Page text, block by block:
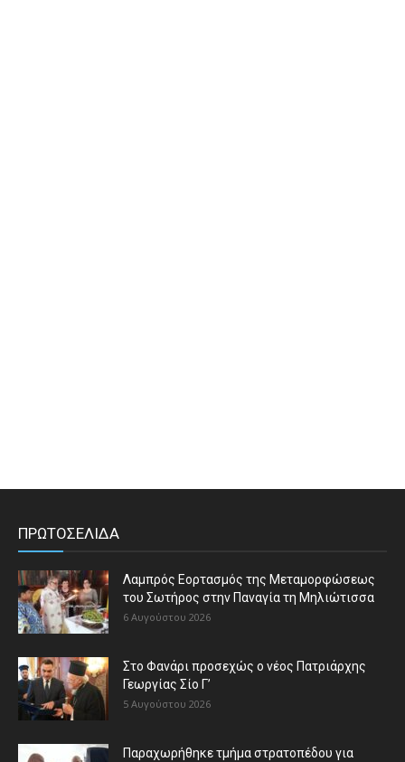
ΠΡΩΤΟΣΕΛΙΔΑ
Λαμπρός Εορτασμός της Μεταμορφώσεως
του Σωτήρος στην Παναγία τη Μηλιώτισσα
6 Αυγούστου 2026
Στο Φανάρι προσεχώς ο νέος Πατριάρχης
Γεωργίας Σίο Γ’
5 Αυγούστου 2026
Παραχωρήθηκε τμήμα στρατοπέδου για